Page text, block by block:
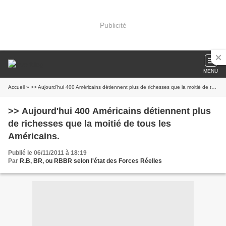
Publicité
MENU
Accueil » >> Aujourd'hui 400 Américains détiennent plus de richesses que la moitié de tous les Américains.
>> Aujourd'hui 400 Américains détiennent plus
de richesses que la moitié de tous les
Américains.
Publié le 06/11/2011 à 18:19
Par R.B, BR, ou RBBR selon l'état des Forces Réelles